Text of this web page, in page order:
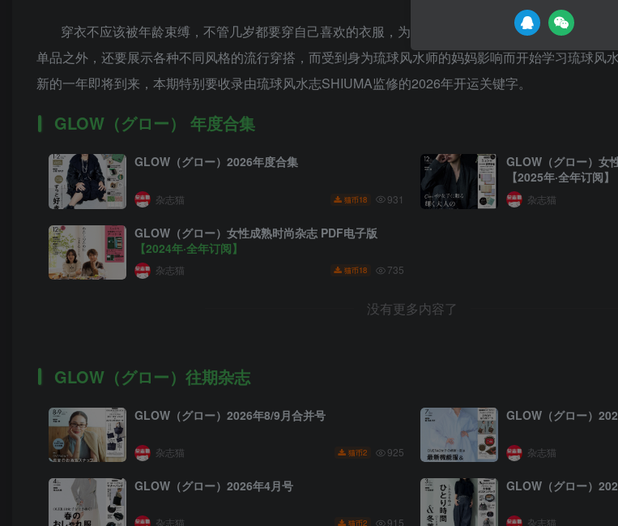
穿衣不应该被年龄束缚，不管几岁都要穿自己喜欢的衣服，为让大家可以找到属于自己的时尚，
单品之外，还要展示各种不同风格的流行穿搭，而受到身为琉球风水师的妈妈影响而开始学习琉球风
新的一年即将到来，本期特别要收录由琉球风水志SHIUMA监修的2026年开运关键字。
GLOW（グロー） 年度合集
GLOW（グロー）2026年度合集
杂志猫 猫币18 931
GLOW（グロー）女
【2025年·全年订阅】
杂志猫
GLOW（グロー）女性成熟时尚杂志 PDF电子版
【2024年·全年订阅】
杂志猫 猫币18 735
没有更多内容了
GLOW（グロー）往期杂志
GLOW（グロー）2026年8/9月合并号
杂志猫 猫币2 925
GLOW（グロー）
杂志猫
GLOW（グロー）2026年4月号
杂志猫 猫币2 915
GLOW（グロー）
杂志猫